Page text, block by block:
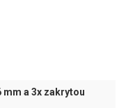
mm a 3x zakrytou